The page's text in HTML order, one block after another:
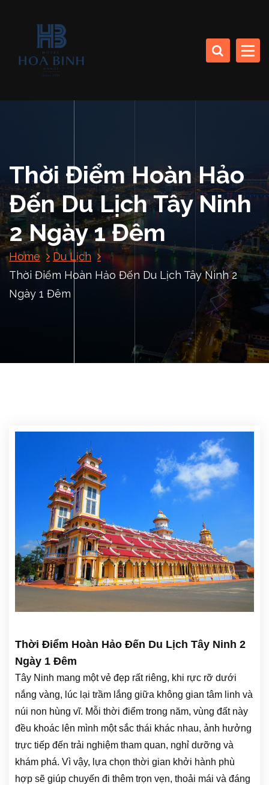
CÔNG TY CP SINH THÁI BIỂN (KHÁCH SẠN HÒA BÌNH)
Thời Điểm Hoàn Hảo
Đến Du Lịch Tây Ninh
2 Ngày 1 Đêm
Home
Du Lịch
Thời Điểm Hoàn Hảo Đến Du Lịch Tây Ninh 2
Ngày 1 Đêm
Thời Điểm Hoàn Hảo Đến Du Lịch Tây Ninh 2
Ngày 1 Đêm
Tây Ninh mang một vẻ đẹp rất riêng, khi rực rỡ dưới
nắng vàng, lúc lại trầm lắng giữa không gian tâm linh và
núi non hùng vĩ. Mỗi thời điểm trong năm, vùng đất này
đều khoác lên mình một sắc thái khác nhau, ảnh hưởng
trực tiếp đến trải nghiệm tham quan, nghỉ dưỡng và
khám phá. Vì vậy, lựa chọn thời gian khởi hành phù
hợp sẽ giúp chuyến đi thêm trọn vẹn, thoải mái và đáng